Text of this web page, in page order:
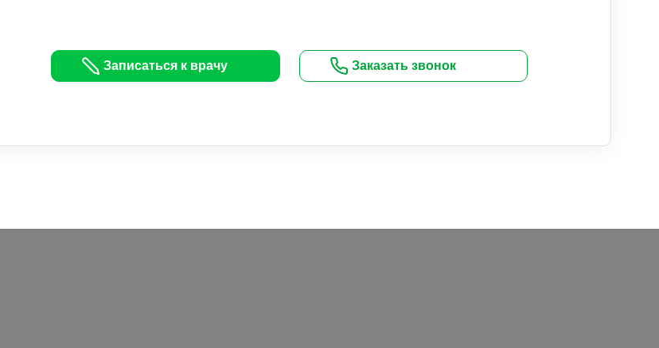
Записаться к врачу Заказать звонок